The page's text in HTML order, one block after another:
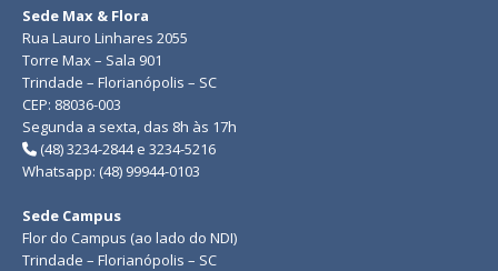
Sede Max & Flora
Rua Lauro Linhares 2055
Torre Max – Sala 901
Trindade – Florianópolis – SC
CEP: 88036-003
Segunda a sexta, das 8h às 17h
(48) 3234-2844 e 3234-5216
Whatsapp: (48) 99944-0103
Sede Campus
Flor do Campus (ao lado do NDI)
Trindade – Florianópolis – SC